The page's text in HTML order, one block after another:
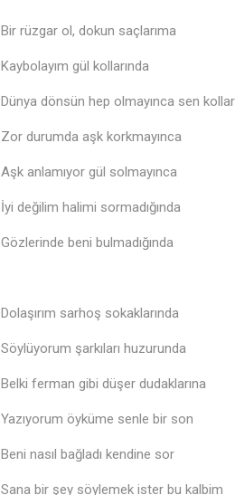
Bir rüzgar ol, dokun saçlarıma
Kaybolayım gül kollarında
Dünya dönsün hep olmayınca sen
Zor durumda aşk korkmayınca
Aşk anlamıyor gül solmayınca
İyi değilim halimi sormadığında
Gözlerinde beni bulmadığında
Dolaşırım sarhoş sokaklarında
Söylüyorum şarkıları huzurunda
Belki ferman gibi düşer dudaklarına
Yazıyorum öyküme senle bir son
Beni nasıl bağladı kendine sor
Sana bir şey söylemek ister bu kalbim
♩